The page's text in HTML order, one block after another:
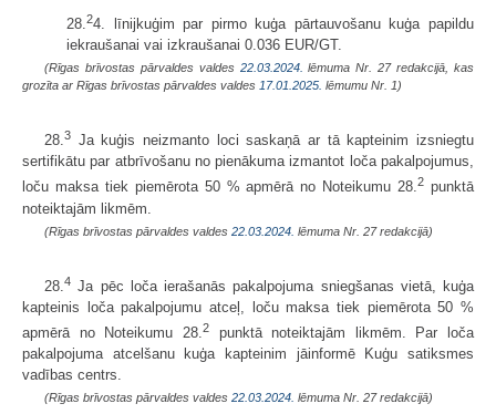
28.24. līnijkuģim par pirmo kuģa pārtauvošanu kuģa papildu
iekraušanai vai izkraušanai 0.036 EUR/GT.
(Rīgas brīvostas pārvaldes valdes 22.03.2024. lēmuma Nr. 27 redakcijā,kas
grozīta ar Rīgas brīvostas pārvaldes valdes 17.01.2025. lēmumu Nr. 1)
28.3 Ja kuģis neizmanto loci saskaņā ar tā kapteinim izsniegtu
sertifikātu par atbrīvošanu no pienākuma izmantot loča pakalpojumus,
loču maksa tiek piemērota 50 % apmērā no Noteikumu 28.2 punktā
noteiktajām likmēm.
(Rīgas brīvostas pārvaldes valdes 22.03.2024. lēmuma Nr. 27 redakcijā)
28.4 Ja pēc loča ierašanās pakalpojuma sniegšanas vietā, kuģa
kapteinis loča pakalpojumu atceļ, loču maksa tiek piemērota 50 %
apmērā no Noteikumu 28.2punktā noteiktajām likmēm. Par loča
pakalpojuma atcelšanu kuģa kapteinim jāinformē Kuģu satiksmes
vadības centrs.
(Rīgas brīvostas pārvaldes valdes 22.03.2024. lēmuma Nr. 27 redakcijā)